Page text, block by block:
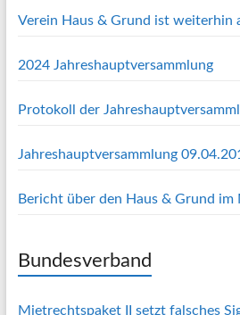
Verein Haus & Grund ist weiterhin
2024 Jahreshauptversammlung
Protokoll der
Jahreshauptversammlung
Bericht über den Haus & Grund im
Bundesverband
Mietrechtspaket II setzt falsches